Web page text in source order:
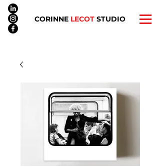
CORINNE LECOTSTUDIO